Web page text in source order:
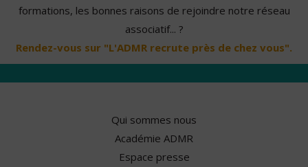
formations, les bonnes raisons de rejoindre notre réseau
associatif... ?
Rendez-vous sur "L'ADMR recrute près de chez vous".
Qui sommes nous
Académie ADMR
Espace presse